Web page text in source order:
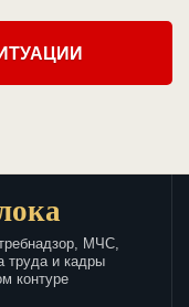
МЧС,
труда и кадры
контуре